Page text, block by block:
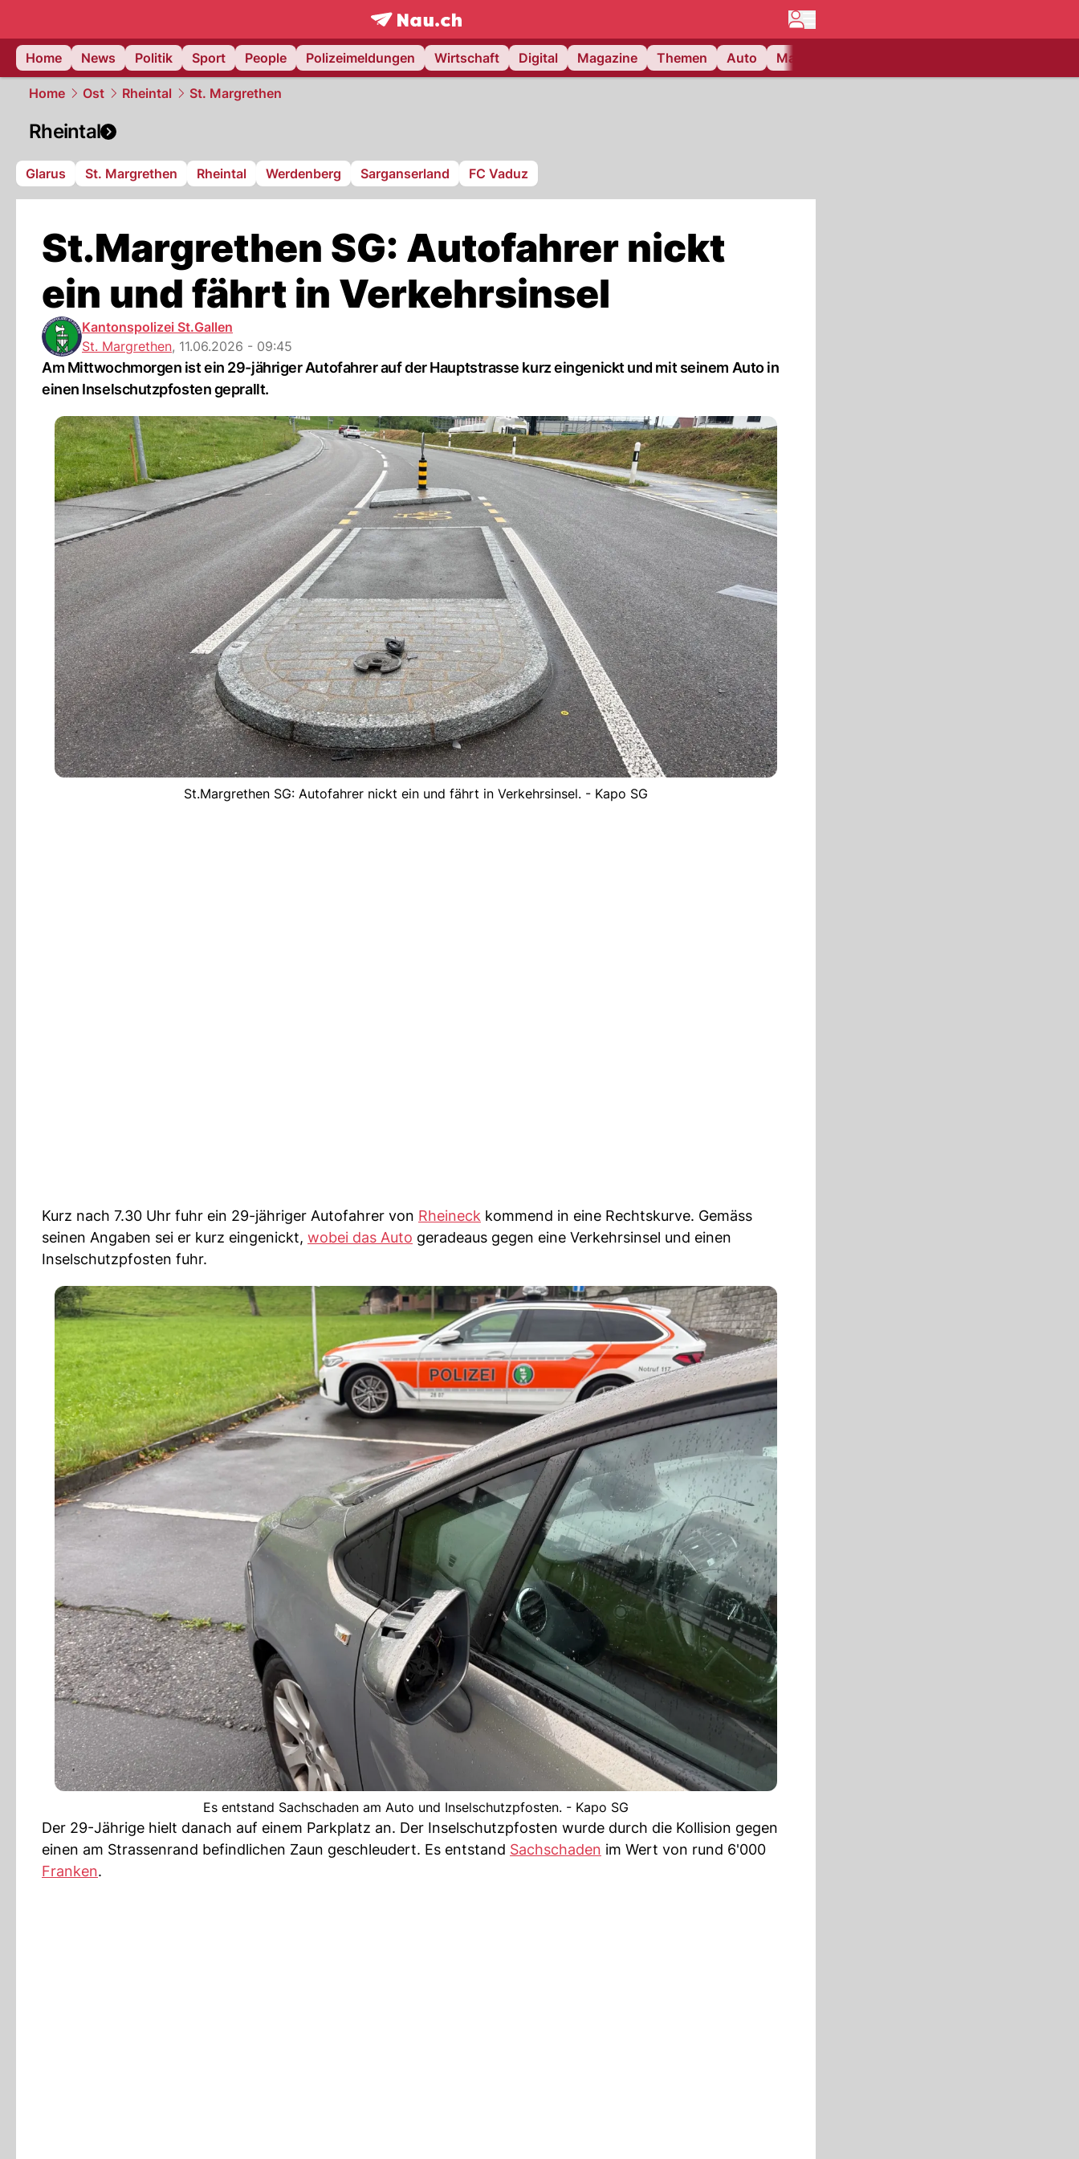
frontpage.NAU.ch
Home
News Politik Sport People Polizeimeldungen Wirtschaft Digital Magazine Themen Auto Matchcenter
Home Ost Rheintal St. Margrethen
Rheintal
Glarus St. Margrethen Rheintal Werdenberg Sarganserland FC Vaduz
St.Margrethen SG: Autofahrer nickt
ein und fährt in Verkehrsinsel
Kantonspolizei St.Gallen
St. Margrethen, 11.06.2026 - 09:45
Am Mittwochmorgen ist ein 29-jähriger Autofahrer auf der Hauptstrasse kurz eingenickt und mit seinem Auto in
einen Inselschutzpfosten geprallt.
St.Margrethen SG: Autofahrer nickt ein und fährt in Verkehrsinsel. - Kapo SG
Kurz nach 7.30 Uhr fuhr ein 29-jähriger Autofahrer von Rheineck kommend in eine Rechtskurve. Gemäss
seinen Angaben sei er kurz eingenickt, wobei das Auto geradeaus gegen eine Verkehrsinsel und einen
Inselschutzpfosten fuhr.
Es entstand Sachschaden am Auto und Inselschutzpfosten. - Kapo SG
Der 29-Jährige hielt danach auf einem Parkplatz an. Der Inselschutzpfosten wurde durch die Kollision gegen
einen am Strassenrand befindlichen Zaun geschleudert. Es entstand Sachschaden im Wert von rund 6'000
Franken.